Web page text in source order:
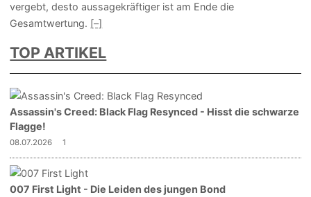
vergebt, desto aussagekräftiger ist am Ende die
Gesamtwertung. [–]
TOP ARTIKEL
Assassin's Creed: Black Flag Resynced - Hisst die schwarze
Flagge!
08.07.2026 1
007 First Light - Die Leiden des jungen Bond